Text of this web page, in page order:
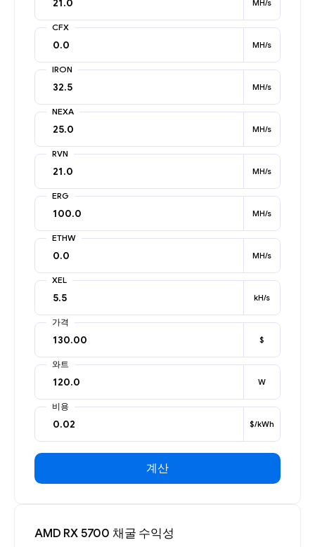
MH/s
CFX
MH/s
IRON
MH/s
NEXA
MH/s
RVN
MH/s
ERG
MH/s
ETHW
MH/s
XEL
kH/s
가격
$
와트
W
비용
$/kWh
계산
AMD RX 5700 채굴 수익성